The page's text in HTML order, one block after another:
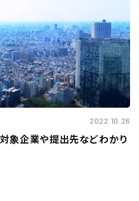
2022.10.26
象企業や提出先などわかり